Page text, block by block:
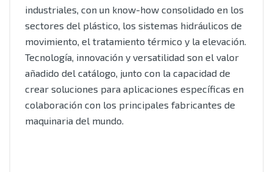
industriales, con un know-how consolidado en los
sectores del plástico, los sistemas hidráulicos de
movimiento, el tratamiento térmico y la elevación.
Tecnología, innovación y versatilidad son el valor
añadido del catálogo, junto con la capacidad de
crear soluciones para aplicaciones específicas en
colaboración con los principales fabricantes de
maquinaria del mundo.